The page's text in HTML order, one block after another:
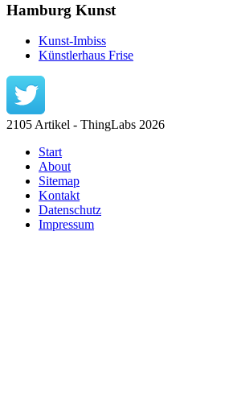
Hamburg Kunst
Kunst-Imbiss
Künstlerhaus Frise
2105 Artikel - ThingLabs 2026
Start
About
Sitemap
Kontakt
Datenschutz
Impressum